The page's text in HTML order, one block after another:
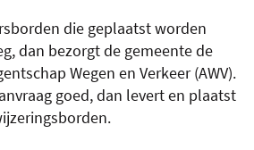
die geplaatst worden
dan bezorgt de gemeente de
Wegen en Verkeer (AWV).
goed, dan levert en plaatst